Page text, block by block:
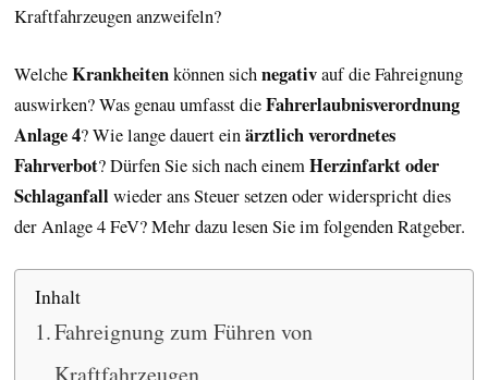
Kraftfahrzeugen anzweifeln?
WelcheKrankheitenkönnen sichnegativauf die Fahreignung
auswirken? Was genau umfasst dieFahrerlaubnisverordnung
Anlage 4? Wie lange dauert einärztlich verordnetes
Fahrverbot? Dürfen Sie sich nach einemHerzinfarkt oder
Schlaganfall wieder ans Steuer setzen oder widerspricht dies
der Anlage 4 FeV? Mehr dazu lesen Sie im folgenden Ratgeber.
Inhalt
Fahreignung zum Führen von
Kraftfahrzeugen